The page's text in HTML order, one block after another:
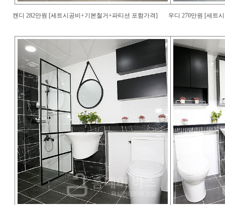
캔디 282만원 [세트시공비+기본철거+파티션 포함가격] 우디 270만원 [세트